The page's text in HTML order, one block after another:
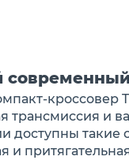
кроссовер
трансмиссия и
доступны такие
и